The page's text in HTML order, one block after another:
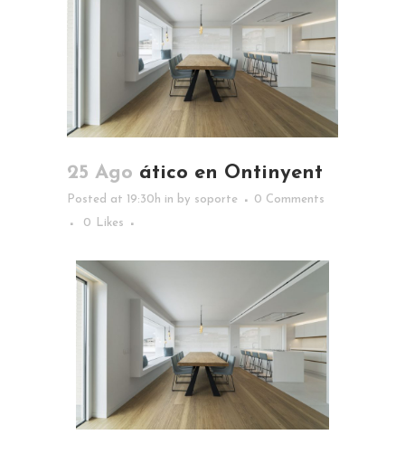
25 Ago ático en Ontinyent
Posted at 19:30h in by soporte
0 Comments
0
Likes